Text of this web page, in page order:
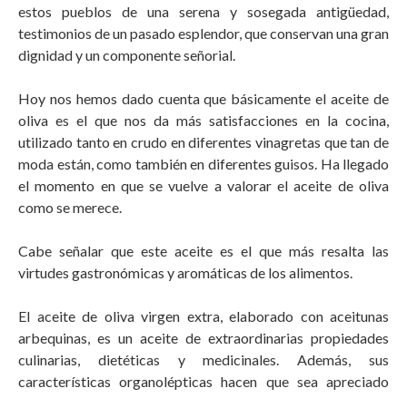
estos pueblos de una serena y sosegada antigüedad,
testimonios de un pasado esplendor, que conservan una gran
dignidad y un componente señorial.
Hoy nos hemos dado cuenta que básicamente el aceite de
oliva es el que nos da más satisfacciones en la cocina,
utilizado tanto en crudo en diferentes vinagretas que tan de
moda están, como también en diferentes guisos. Ha llegado
el momento en que se vuelve a valorar el aceite de oliva
como se merece.
Cabe señalar que este aceite es el que más resalta las
virtudes gastronómicas y aromáticas de los alimentos.
El aceite de oliva virgen extra, elaborado con aceitunas
arbequinas, es un aceite de extraordinarias propiedades
culinarias, dietéticas y medicinales. Además, sus
características organolépticas hacen que sea apreciado